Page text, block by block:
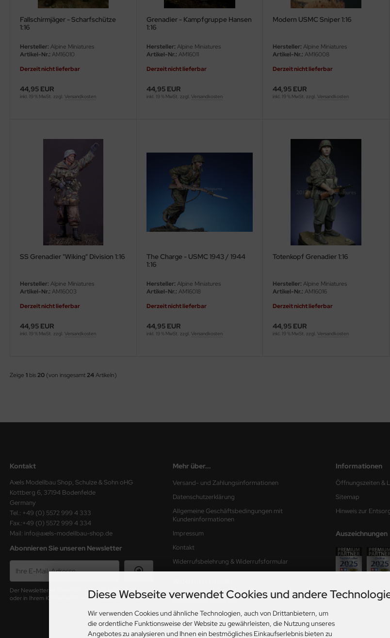
Fallschirmjäger - Scharfschütze
1:16
Hersteller: Alpine Miniatures
Artikel-Nr.: AM16010
Derzeit nicht lieferbar
44,95 EUR
inkl. 19 % MwSt. zzgl. Versandkosten
Grenadier - Kampfgruppe Hansen
1:16
Hersteller: Alpine Miniatures
Artikel-Nr.: AM16011
Derzeit nicht lieferbar
44,95 EUR
inkl. 19 % MwSt. zzgl. Versandkosten
Modern USMC Sniper 1:16
Hersteller: Alpine Miniatures
Artikel-Nr.: AM16008
Derzeit nicht lieferbar
44,95 EUR
inkl. 19 % MwSt. zzgl.Versandkosten
SS Grenadier "Wiking" Division 1:16
Hersteller: Alpine Miniatures
Artikel-Nr.: AM16003
Derzeit nicht lieferbar
44,95 EUR
inkl. 19 % MwSt. zzgl. Versandkosten
The Charge - USMC 1943 / 1944
1:16
Hersteller: Alpine Miniatures
Artikel-Nr.: AM16018
Derzeit nicht lieferbar
44,95 EUR
inkl. 19 % MwSt. zzgl. Versandkosten
Totenkopf Grenadier 1:16
Hersteller: Alpine Miniatures
Artikel-Nr.: AM16016
Derzeit nicht lieferbar
44,95 EUR
inkl. 19 % MwSt. zzgl.Versandkosten
Zeige 1 bis20 (von insgesamt24Artikeln)
Kontakt
Axels Modellbau Shop, Schulze & Sohn oHG
Kottberg 6, 37194 Bodenfelde
Germany
Tel.: +49 (0) 5572 999 4 333
Fax.:+49 (0) 5572 999 4 334
Mail: info@axels-modellbau-shop.de
Abonnieren Sie unseren Newsletter
Der Newsletter ist kostenlos und kann jederzeit hier
oder in Ihrem Kundenkonto wieder abbestellt werden.
Mehr über...
Versand- und Zahlungsinformationen
Datenschutzerklärung
Allgemeine Geschäftsbedingungen mit
Kundeninformationen
Impressum
Kontakt
Widerrufsbelehrung & Widerrufsformular
Angaben zur Lieferzeit
Cookie Einstellungen
Informationen
Öffnungszeiten &
Sitemap
Hinweis zur
Auszeichnungen
Diese Webseite verwendet Cookies und andere
Wir verwenden Cookies und ähnliche Technologien, auch von Drittanbietern, um
die ordentliche Funktionsweise der Website zu gewährleisten, die Nutzung unseres
Angebotes zu analysieren und Ihnen ein bestmögliches Einkaufserlebnis bieten zu